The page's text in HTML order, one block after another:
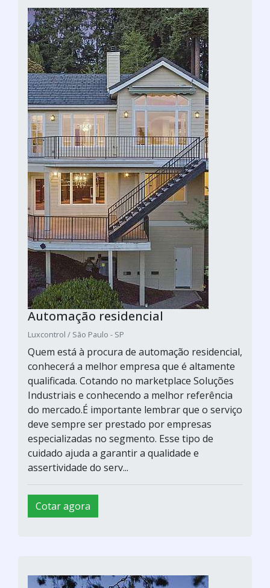
Automação residencial
Luxcontrol / São Paulo - SP
Quem está à procura de automação residencial,
conhecerá a melhor empresa que é altamente
qualificada. Cotando no marketplace Soluções
Industriais e conhecendo a melhor referência
do mercado.É importante lembrar que o serviço
deve sempre ser prestado por empresas
especializadas no segmento. Esse tipo de
cuidado ajuda a garantir a qualidade e
assertividade do serv...
Cotar agora